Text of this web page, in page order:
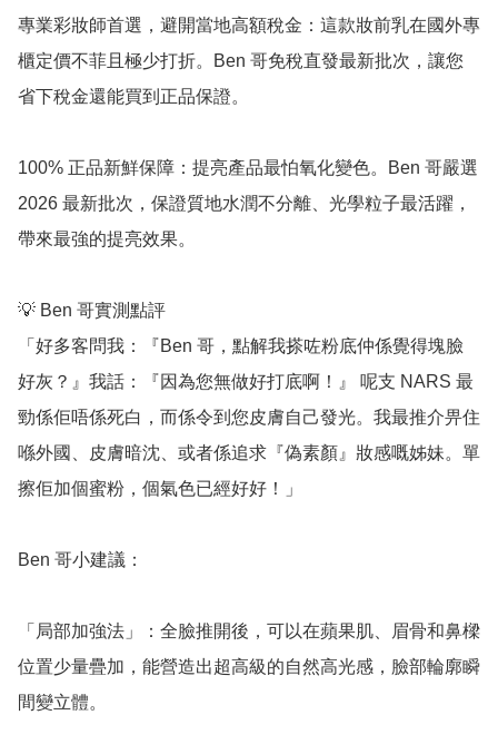
專業彩妝師首選，避開當地高額稅金：這款妝前乳在國外專
櫃定價不菲且極少打折。Ben 哥免稅直發最新批次，讓您
省下稅金還能買到正品保證。
100% 正品新鮮保障：提亮產品最怕氧化變色。Ben 哥嚴選
2026 最新批次，保證質地水潤不分離、光學粒子最活躍，
帶來最強的提亮效果。
💡 Ben 哥實測點評
「好多客問我：『Ben 哥，點解我搽咗粉底仲係覺得塊臉
好灰？』我話：『因為您無做好打底啊！』 呢支 NARS 最
勁係佢唔係死白，而係令到您皮膚自己發光。我最推介畀住
喺外國、皮膚暗沈、或者係追求『偽素顏』妝感嘅姊妹。單
擦佢加個蜜粉，個氣色已經好好！」
Ben 哥小建議：
「局部加強法」：全臉推開後，可以在蘋果肌、眉骨和鼻樑
位置少量疊加，能營造出超高級的自然高光感，臉部輪廓瞬
間變立體。